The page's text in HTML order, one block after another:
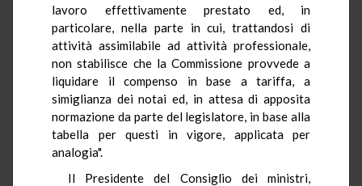
lavoro effettivamente prestato ed, in
particolare, nella parte in cui, trattandosi di
attività assimilabile ad attività professionale,
non stabilisce che la Commissione provvede a
liquidare il compenso in base a tariffa, a
simiglianza dei notai ed, in attesa di apposita
normazione da parte del legislatore, in base alla
tabella per questi in vigore, applicata per
analogia".
Il Presidente del Consiglio dei ministri,